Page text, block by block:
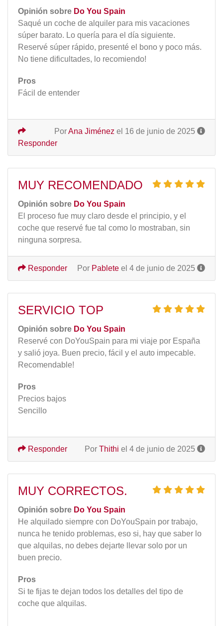
Opinión sobre Do You Spain
Saqué un coche de alquiler para mis vacaciones
súper barato. Lo quería para el día siguiente.
Reservé súper rápido, presenté el bono y poco más.
No tiene dificultades, lo recomiendo!
Pros
Fácil de entender
PorAna Jiménez el 16 de junio de 2025
Responder
MUY RECOMENDADO
Opinión sobre Do You Spain
El proceso fue muy claro desde el principio, y el
coche que reservé fue tal como lo mostraban, sin
ninguna sorpresa.
Por Pablete el 4 de junio de 2025
Responder
SERVICIO TOP
Opinión sobre Do You Spain
Reservé con DoYouSpain para mi viaje por España
y salió joya. Buen precio, fácil y el auto impecable.
Recomendable!
Pros
Precios bajos
Sencillo
Por Thithi el 4 de junio de 2025
Responder
MUY CORRECTOS.
Opinión sobre Do You Spain
He alquilado siempre con DoYouSpain por trabajo,
nunca he tenido problemas, eso si, hay que saber lo
que alquilas, no debes dejarte llevar solo por un
buen precio.
Pros
Si te fijas te dejan todos los detalles del tipo de
coche que alquilas.